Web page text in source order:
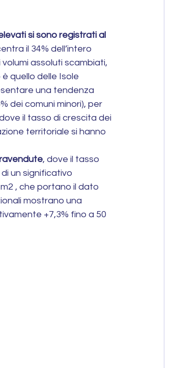
si sono registrati al
il 34% dell’intero
assoluti scambiati,
quello delle Isole
una tendenza
dei comuni minori), per
il tasso di crescita dei
territoriale si hanno
, dove il tasso
un significativo
, che portano il dato
mostrano una
+7,3% fino a 50